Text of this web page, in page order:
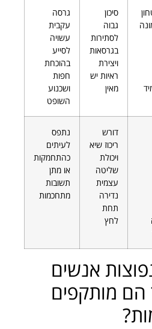
סיכון
גבוה
לסתירות
בגרסאות
ויצירת
ראיות יש
מאין
גרסה
עקבית
עשויה
לסייע
בהוכחת
חפות
ושכנוע
השופט
דורש
ריכוז שיא
ויכולת
שליטה
עצמית
נדירה
תחת
לחץ
נתפס
לעיתים
כהתחמקות
או מתן
תשובות
מתחכמות
אנשים
מותקפים